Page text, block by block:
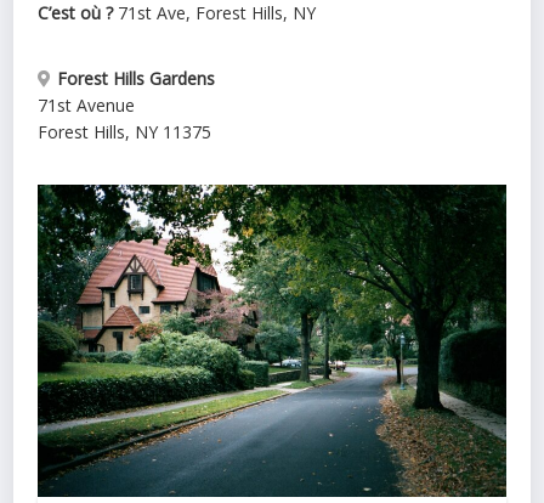
C’est où ?71st Ave, Forest Hills, NY
Forest Hills Gardens
71st Avenue
Forest Hills, NY 11375